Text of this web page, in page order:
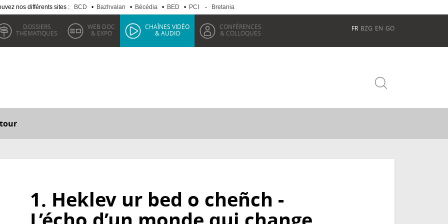
nos différents sites : BCD • Bazhvalan • Bécédia • BED • PCI - Bretania
DOSSIERS
THÉMATIQUES
WEB DOC
& EXPO
CHAÎNES VIDÉO
& AUDIO
CONFÉRENCES
& COLLOQUES
FR BZG EN GO
1. Heklev ur bed o cheñch -